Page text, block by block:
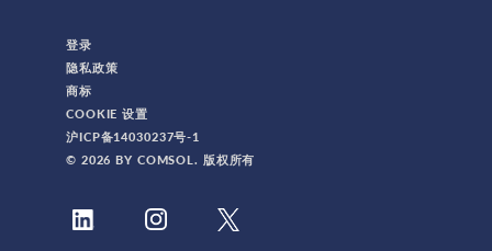
登录
隐私政策
商标
COOKIE 设置
沪ICP备14030237号-1
© 2026 BY COMSOL. 版权所有